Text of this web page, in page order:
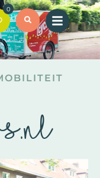
0